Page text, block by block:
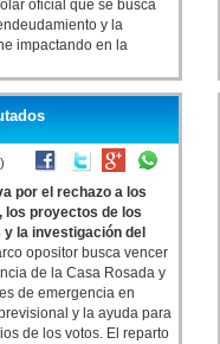
oficial que se busca
y la
impactando en la
por el rechazo a los
los proyectos de los
la investigación del
opositor busca vencer
de la Casa Rosada y
de emergencia en
y la ayuda para
de los votos. El reparto